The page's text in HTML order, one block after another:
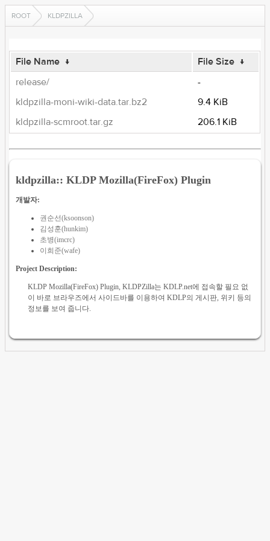
ROOT KLDPZILLA
File Name ↓ File Size ↓
release/
-
kldpzilla-moni-wiki-data.tar.bz2
9.4 KiB
kldpzilla-scmroot.tar.gz
206.1 KiB
kldpzilla:: KLDP Mozilla(FireFox) Plugin
개발자:
권순선(ksoonson)
김성훈(hunkim)
초병(imcrc)
이희준(wafe)
Project Description:
KLDP Mozilla(FireFox) Plugin, KLDPZilla는 KDLP.net에 접속할 필요 없
이 바로 브라우즈에서 사이드바를 이용하여 KDLP의 게시판, 위키 등의
정보를 보여 줍니다.